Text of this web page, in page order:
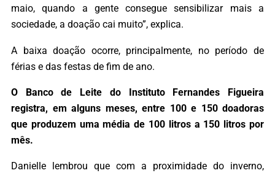
maio, quando a gente consegue sensibilizar mais a
sociedade, a doação cai muito”, explica.
A baixa doação ocorre, principalmente, no período de
férias e das festas de fim de ano.
O Banco de Leite do Instituto Fernandes Figueira
registra, em alguns meses, entre 100 e 150 doadoras
que produzem uma média de 100 litros a 150 litros por
mês.
Danielle lembrou que com a proximidade do inverno,